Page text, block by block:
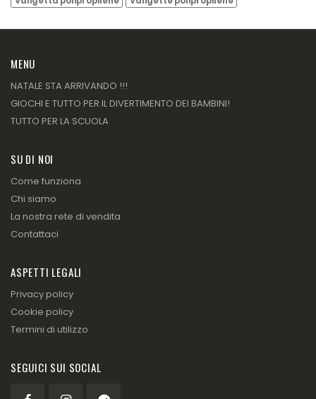
MENU
NATALE STA ARRIVANDO !!!
GIOCHI E TUTTO PER IL DIVERTIMENTO DEI BAMBINI!
TUTTO PER LA SCUOLA
SU DI NOI
Come funziona
Chi siamo
La nostra rete di vendita
Contattaci
ASPETTI LEGALI
Privacy policy
Cookie policy
Termini di utilizzo
SEGUICI SUI SOCIAL